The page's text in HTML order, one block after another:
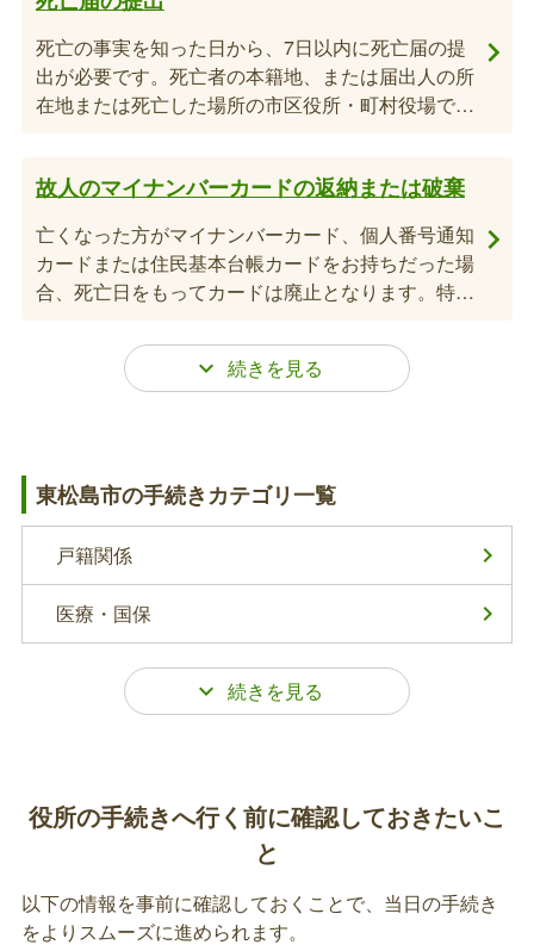
死亡の事実を知った日から、7日以内に死亡届の提
出が必要です。死亡者の本籍地、または届出人の所
在地または死亡した場所の市区役所・町村役場で提
故人のマイナンバーカードの返納または破棄
亡くなった方がマイナンバーカード、個人番号通知
カードまたは住民基本台帳カードをお持ちだった場
合、死亡日をもってカードは廃止となります。特段
番号が必要になることがありますので諸手続きが終
わるまで大切に保管をしてください。不要になった
印鑑登録は死亡日をもって失効します。同時に、印
鑑登録証（カード）は無効となりますので、返納し
てください。
国民健康保険の資格確認書の返納、葬祭費の
申請
国民健康保険に加入している方が亡くなった場合、
不正使用等を防ぐために資格確認書を回収していま
た、葬祭を行った方は葬祭費（50,000円）を申請
することができます。※職場等の健康保険被保険者
だった方が退職後3ヶ月以内に亡くなった場合に
は、加入していた健康保険組合にお問い合わせくだ
さい。
後期高齢者医療保険の資格確認書等の返納、
後期高齢者医療保険に加入している方が亡くなった
場合、不正使用等を防ぐために資格確認書を回収し
東松島市の手続きカテゴリ一覧
戸籍関係
医療・国保
障がい福祉
年金
役所の手続きへ行く前に確認しておきたいこ
と
以下の情報を事前に確認しておくことで、当日の手続き
をよりスムーズに進められます。